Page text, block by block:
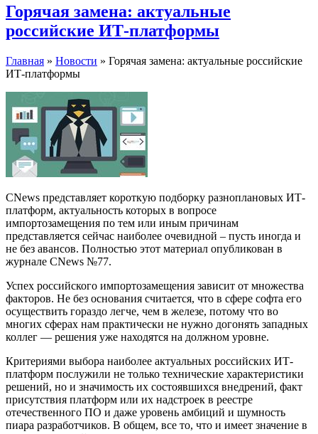
Горячая замена: актуальные
российские ИТ-платформы
Главная » Новости » Горячая замена: актуальные российские
ИТ-платформы
CNews представляет короткую подборку разноплановых ИТ-
платформ, актуальность которых в вопросе
импортозамещения по тем или иным причинам
представляется сейчас наиболее очевидной – пусть иногда и
не без авансов. Полностью этот материал опубликован в
журнале CNews №77.
Успех российского импортозамещения зависит от множества
факторов. Не без основания считается, что в сфере софта его
осуществить гораздо легче, чем в железе, потому что во
многих сферах нам практически не нужно догонять западных
коллег — решения уже находятся на должном уровне.
Критериями выбора наиболее актуальных российских ИТ-
платформ послужили не только технические характеристики
решений, но и значимость их состоявшихся внедрений, факт
присутствия платформ или их надстроек в реестре
отечественного ПО и даже уровень амбиций и шумность
пиара разработчиков. В общем, все то, что и имеет значение в